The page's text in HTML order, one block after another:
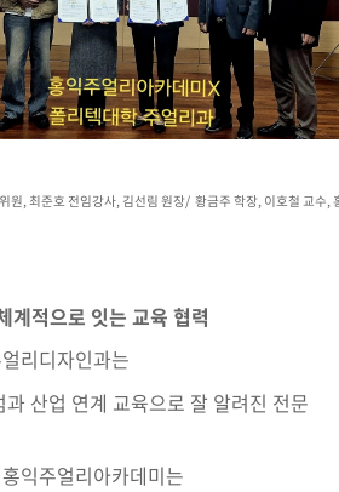
원, 최준호 전임강사, 김선림 원장/ 황금주 학장, 이호철 교수,
계적으로 잇는 교육 협력
리디자인과는
산업 연계 교육으로 잘 알려진 전문
익주얼리아카데미는